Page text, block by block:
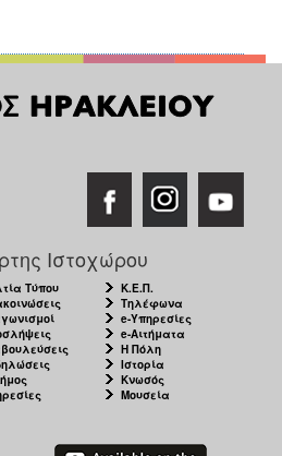
Ιστοχώρου
Τύπου
Κ.Ε.Π.
Τηλέφωνα
e-Υπηρεσίες
e-Αιτήματα
Η Πόλη
Ιστορία
Κνωσός
Μουσεία